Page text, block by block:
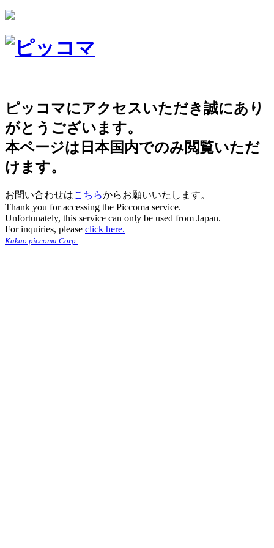
ピッコマにアクセスいただき誠にあり
がとうございます。
本ページは日本国内でのみ閲覧いただ
けます。
お問い合わせはこちらからお願いいたします。
Thank you for accessing the Piccoma service.
Unfortunately, this service can only be used from Japan.
For inquiries, please click here.
Kakao piccoma Corp.